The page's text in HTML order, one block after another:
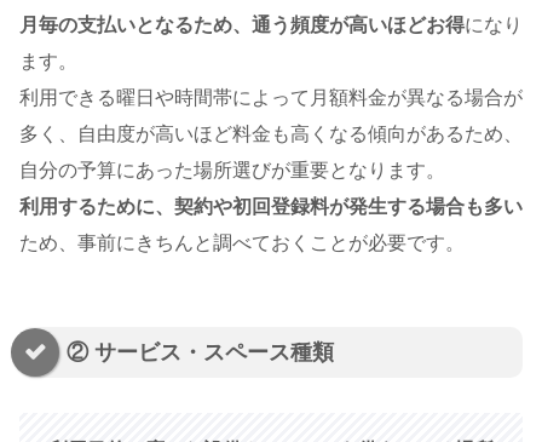
月毎の支払いとなるため、通う頻度が高いほどお得になり
ます。
利用できる曜日や時間帯によって月額料金が異なる場合が
多く、自由度が高いほど料金も高くなる傾向があるため、
自分の予算にあった場所選びが重要となります。
利用するために、契約や初回登録料が発生する場合も多い
ため、事前にきちんと調べておくことが必要です。
② サービス・スペース種類